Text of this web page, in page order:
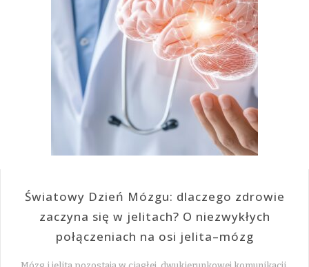
Światowy Dzień Mózgu: dlaczego zdrowie
zaczyna się w jelitach? O niezwykłych
połączeniach na osi jelita–mózg